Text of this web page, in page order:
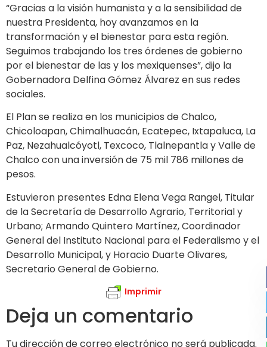
“Gracias a la visión humanista y a la sensibilidad de
nuestra Presidenta, hoy avanzamos en la
transformación y el bienestar para esta región.
Seguimos trabajando los tres órdenes de gobierno
por el bienestar de las y los mexiquenses”, dijo la
Gobernadora Delfina Gómez Álvarez en sus redes
sociales.
El Plan se realiza en los municipios de Chalco,
Chicoloapan, Chimalhuacán, Ecatepec, Ixtapaluca, La
Paz, Nezahualcóyotl, Texcoco, Tlalnepantla y Valle de
Chalco con una inversión de 75 mil 786 millones de
pesos.
Estuvieron presentes Edna Elena Vega Rangel, Titular
de la Secretaría de Desarrollo Agrario, Territorial y
Urbano; Armando Quintero Martínez, Coordinador
General del Instituto Nacional para el Federalismo y el
Desarrollo Municipal, y Horacio Duarte Olivares,
Secretario General de Gobierno.
Imprimir
Deja un comentario
Tu dirección de correo electrónico no será publicada.